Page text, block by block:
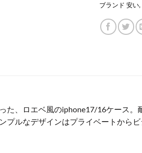
ブランド 安い,
た、ロエベ風のiphone17/16ケース
ルなデザインはプライベートから